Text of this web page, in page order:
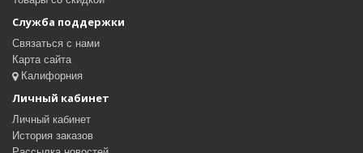
Служба поддержки
Связаться с нами
Карта сайта
Калифорния
Личный кабинет
Личный кабинет
История заказов